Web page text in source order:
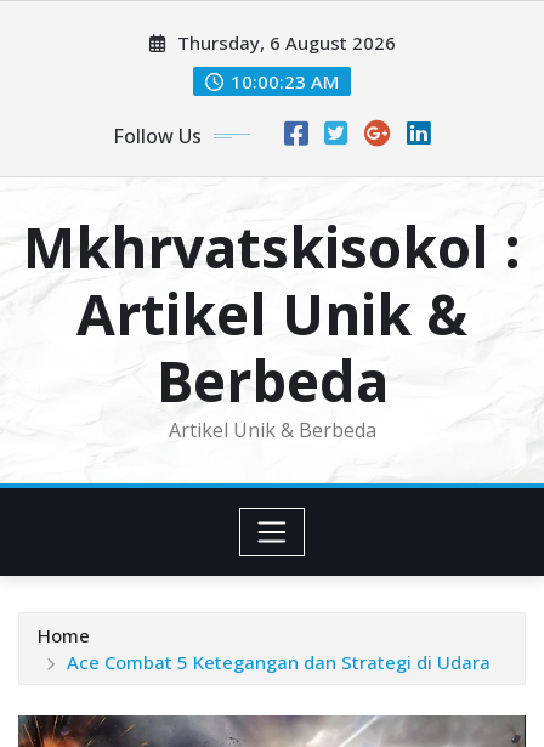
Thursday, 6 August 2026
10:00:24 AM
Follow Us
Mkhrvatskisokol :
Artikel Unik &
Berbeda
Artikel Unik & Berbeda
Home
Ace Combat 5 Ketegangan dan Strategi di Udara